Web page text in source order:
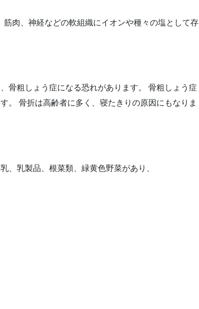
肉、神経などの軟組織にイオンや種々の塩として存
骨粗しょう症になる恐れがあります。 骨粗しょう症
。 骨折は高齢者に多く、寝たきりの原因にもなりま
、乳製品、根菜類、緑黄色野菜があり、